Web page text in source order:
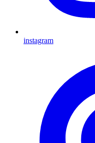
instagram